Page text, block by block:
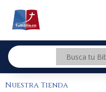
contenido
Nuestra Tienda